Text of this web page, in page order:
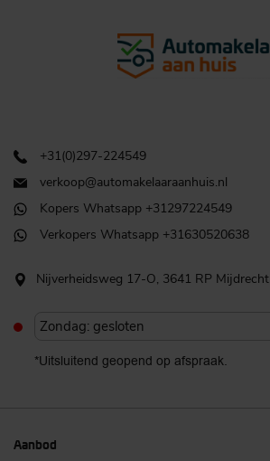
+31(0)297-224549
verkoop@automakelaaraanhuis.nl
Kopers Whatsapp +31297224549
Verkopers Whatsapp +31630520638
Nijverheidsweg 17-O, 3641 RP Mijdrecht
Zondag: gesloten
*Uitsluitend geopend op afspraak.
Aanbod